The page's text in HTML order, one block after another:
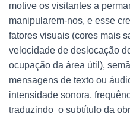
motive os visitantes a
manipularem-nos, e esse
fatores visuais (cores mais
velocidade de deslocação
ocupação da área útil),
mensagens de texto ou
intensidade sonora,
traduzindo o subtítulo da